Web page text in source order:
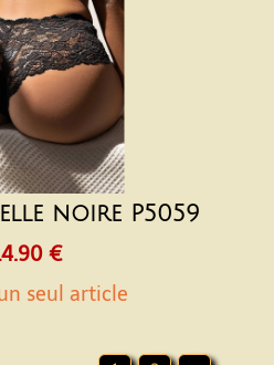
noire P5059
€
seul article